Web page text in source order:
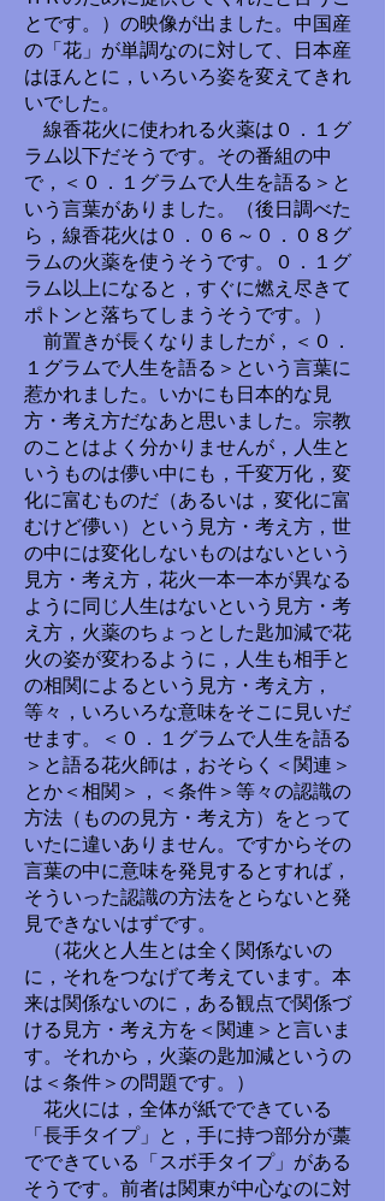
とです。）の映像が出ました。中国産
の「花」が単調なのに対して、日本産
はほんとに，いろいろ姿を変えてきれ
いでした。
線香花火に使われる火薬は０．１グ
ラム以下だそうです。その番組の中
で，＜０．１グラムで人生を語る＞と
いう言葉がありました。（後日調べた
ら，線香花火は０．０６～０．０８グ
ラムの火薬を使うそうです。０．１グ
ラム以上になると，すぐに燃え尽きて
ポトンと落ちてしまうそうです。）
前置きが長くなりましたが，＜０．
１グラムで人生を語る＞という言葉に
惹かれました。いかにも日本的な見
方・考え方だなあと思いました。宗教
のことはよく分かりませんが，人生と
いうものは儚い中にも，千変万化，変
化に富むものだ（あるいは，変化に富
むけど儚い）という見方・考え方，世
の中には変化しないものはないという
見方・考え方，花火一本一本が異なる
ように同じ人生はないという見方・考
え方，火薬のちょっとした匙加減で花
火の姿が変わるように，人生も相手と
の相関によるという見方・考え方，
等々，いろいろな意味をそこに見いだ
せます。＜０．１グラムで人生を語る
＞と語る花火師は，おそらく＜関連＞
とか＜相関＞，＜条件＞等々の認識の
方法（ものの見方・考え方）をとって
いたに違いありません。ですからその
言葉の中に意味を発見するとすれば，
そういった認識の方法をとらないと発
見できないはずです。
（花火と人生とは全く関係ないの
に，それをつなげて考えています。本
来は関係ないのに，ある観点で関係づ
ける見方・考え方を＜関連＞と言いま
す。それから，火薬の匙加減というの
は＜条件＞の問題です。）
花火には，全体が紙でできている
「長手タイプ」と，手に持つ部分が藁
でできている「スボ手タイプ」がある
そうです。前者は関東が中心なのに対